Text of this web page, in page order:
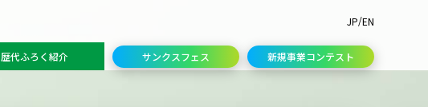
JP/EN
歴代ふろく紹介 サンクスフェス 新規事業コンテスト